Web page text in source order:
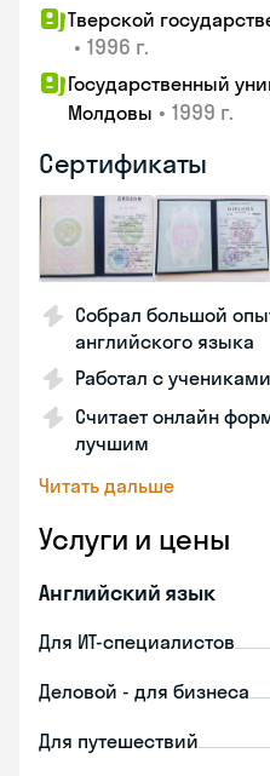
Тверской
• 1996 г.
Государственный
Молдовы • 1999 г.
Сертификаты
Собрал большой
английского языка
Работал с
Считает онлайн
лучшим
Читать дальше
Услуги и цены
Английский язык
Для ИТ-специалистов
Деловой - для бизнеса
Для путешествий